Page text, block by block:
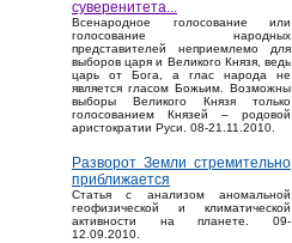
суверенитета...
Bсенародное голосование или
голосование народных
представителей неприемлемо для
выборов царя и Великого Князя, ведь
царь от Бога, а глас народа не
является гласом Божьим. Возможны
выборы Великого Князя только
голосованием Князей – родовой
аристократии Руси. 08-21.11.2010.
Разворот Земли стремительно
приближается
Статья с анализом аномальной
геофизической и климатической
активности на планете. 09-
12.09.2010.